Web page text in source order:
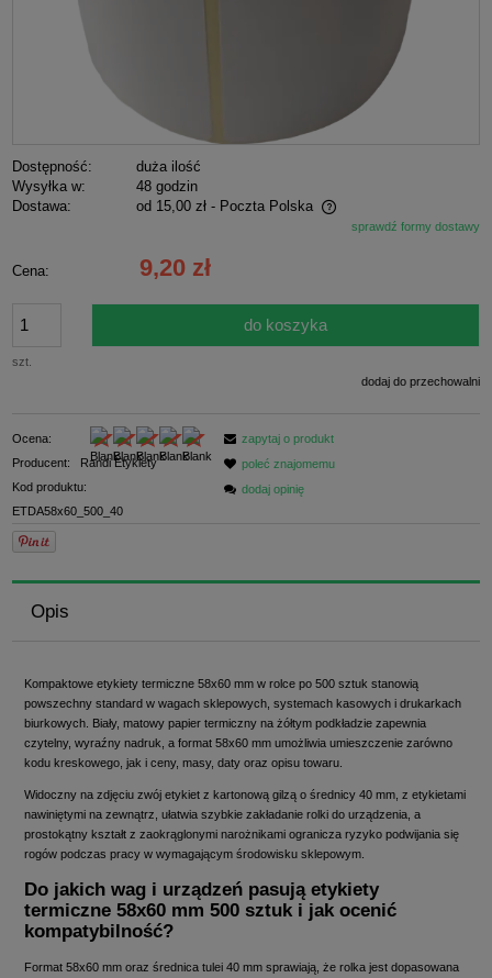
Dostępność:
duża ilość
Wysyłka w:
48 godzin
Dostawa:
od 15,00 zł - Poczta Polska
Cena nie zawiera ewentualnych kosztów płatnościsprawdź formy dostawy
Cena: 9,20 zł
szt.
do koszyka
dodaj do przechowalni
Ocena:
Producent:
Randi Etykiety
Kod produktu:
ETDA58x60_500_40
zapytaj o produkt
poleć znajomemu
dodaj opinię
Opis
Kompaktowe etykiety termiczne 58x60 mm w rolce po 500 sztuk stanowią
powszechny standard w wagach sklepowych, systemach kasowych i drukarkach
biurkowych. Biały, matowy papier termiczny na żółtym podkładzie zapewnia
czytelny, wyraźny nadruk, a format 58x60 mm umożliwia umieszczenie zarówno
kodu kreskowego, jak i ceny, masy, daty oraz opisu towaru.
Widoczny na zdjęciu zwój etykiet z kartonową gilzą o średnicy 40 mm, z etykietami
nawiniętymi na zewnątrz, ułatwia szybkie zakładanie rolki do urządzenia, a
prostokątny kształt z zaokrąglonymi narożnikami ogranicza ryzyko podwijania się
rogów podczas pracy w wymagającym środowisku sklepowym.
Do jakich wag i urządzeń pasują etykiety
termiczne 58x60 mm 500 sztuk i jak ocenić
kompatybilność?
Format 58x60 mm oraz średnica tulei 40 mm sprawiają, że rolka jest dopasowana